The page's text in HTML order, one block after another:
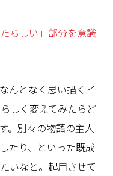
らしい」部分を意識
んとなく思い描くイ
しく変えてみたらど
。別々の物語の主人
たり、といった既成
いなと。起用させて